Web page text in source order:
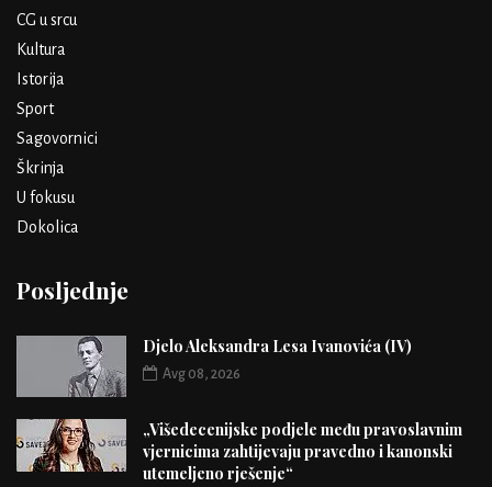
CG u srcu
Kultura
Istorija
Sport
Sagovornici
Škrinja
U fokusu
Dokolica
Posljednje
Djelo Aleksandra Lesa Ivanovića (IV)
Avg 08, 2026
„Višedecenijske podjele među pravoslavnim
vjernicima zahtijevaju pravedno i kanonski
utemeljeno rješenje“